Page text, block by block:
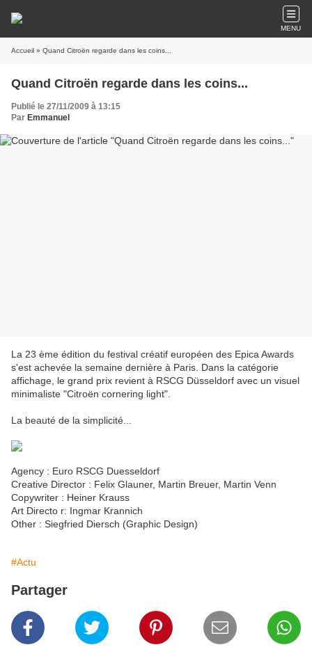
MENU
Accueil » Quand Citroën regarde dans les coins...
Quand Citroën regarde dans les coins...
Publié le 27/11/2009 à 13:15
Par Emmanuel
La 23 ème édition du festival créatif européen des Epica Awards
s'est achevée la semaine dernière à Paris. Dans la catégorie
affichage, le grand prix revient à RSCG Düsseldorf avec un visuel
minimaliste "Citroën cornering light".
La beauté de la simplicité...
Agency : Euro RSCG Duesseldorf
Creative Director : Felix Glauner, Martin Breuer, Martin Venn
Copywriter : Heiner Krauss
Art Directo r: Ingmar Krannich
Other : Siegfried Diersch (Graphic Design)
#Actu
Partager